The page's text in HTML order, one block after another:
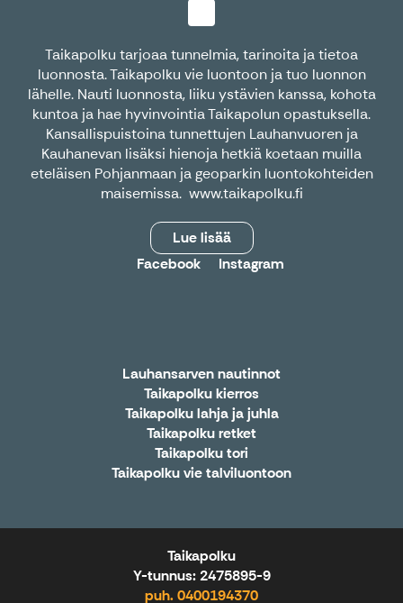
Taikapolku tarjoaa tunnelmia, tarinoita ja tietoa
luonnosta. Taikapolku vie luontoon ja tuo luonnon
lähelle. Nauti luonnosta, liiku ystävien kanssa, kohota
kuntoa ja hae hyvinvointia Taikapolun opastuksella.
Kansallispuistoina tunnettujen Lauhanvuoren ja
Kauhanevan lisäksi hienoja hetkiä koetaan muilla
eteläisen Pohjanmaan ja geoparkin luontokohteiden
maisemissa. www.taikapolku.fi
Lue lisää
Facebook
Instagram
Lauhansarven nautinnot
Taikapolku kierros
Taikapolku lahja ja juhla
Taikapolku retket
Taikapolku tori
Taikapolku vie talviluontoon
Taikapolku
Y-tunnus: 2475895-9
puh. 0400194370